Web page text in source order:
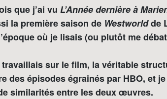
que j’ai vu L’Année dernière à
la première saison de Westworldde
où je lisais (ou plutôt me
sur le film, la véritable
des épisodes égrainés par HBO, et
similarités entre les deux œuvres.